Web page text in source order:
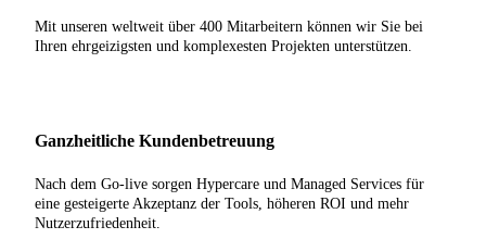
Mit unseren weltweit über 400 Mitarbeitern können wir Sie bei
Ihren ehrgeizigsten und komplexesten Projekten unterstützen.
Ganzheitliche Kundenbetreuung
Nach dem Go-live sorgen Hypercare und Managed Services für
eine gesteigerte Akzeptanz der Tools, höheren ROI und mehr
Nutzerzufriedenheit.